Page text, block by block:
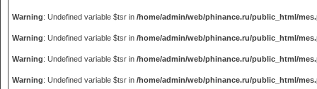
Warning: Undefined variable $tsr in /home/admin/web/phinance.ru/public_html/
Warning: Undefined variable $tsr in /home/admin/web/phinance.ru/public_html/
Warning: Undefined variable $tsr in /home/admin/web/phinance.ru/public_html/
Warning: Undefined variable $tsr in /home/admin/web/phinance.ru/public_html/